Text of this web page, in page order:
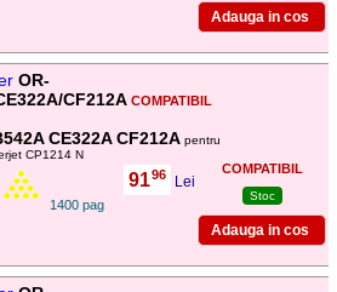
OR-
CF212A COMPATIBIL
CE322A CF212A pentru
CP1214 N
1400 pag
COMPATIBIL
Stoc
9196 Lei